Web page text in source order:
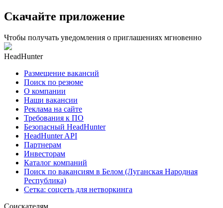
Скачайте приложение
Чтобы получать уведомления о приглашениях мгновенно
HeadHunter
Размещение вакансий
Поиск по резюме
О компании
Наши вакансии
Реклама на сайте
Требования к ПО
Безопасный HeadHunter
HeadHunter API
Партнерам
Инвесторам
Каталог компаний
Поиск по вакансиям в Белом (Луганская Народная
Республика)
Сетка: соцсеть для нетворкинга
Соискателям